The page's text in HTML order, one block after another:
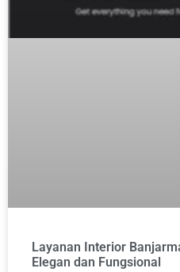
Layanan Interior
Elegan dan Fungsional